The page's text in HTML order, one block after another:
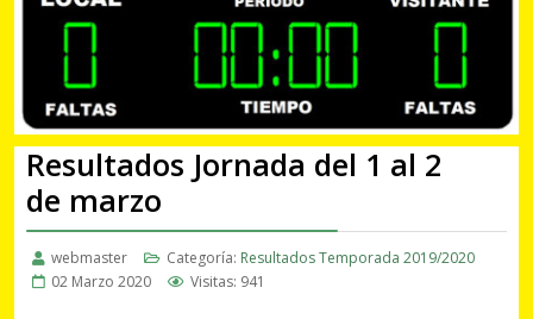
Resultados Jornada del 1 al 2
de marzo
webmaster Categoría: Resultados Temporada 2019/2020
02 Marzo 2020
Visitas: 941